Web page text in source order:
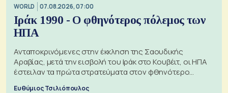
WORLD 07.08.2026, 07:00
Ιράκ 1990 - Ο φθηνότερος πόλεμος των
ΗΠΑ
Ανταποκρινόμενες στην έκκληση της Σαουδικής
Αραβίας, μετά την εισβολή του Ιράκ στο Κουβέιτ, οι ΗΠΑ
έστειλαν τα πρώτα στρατεύματα στον φθηνότερο
Ευθύμιος Τσιλιόπουλος